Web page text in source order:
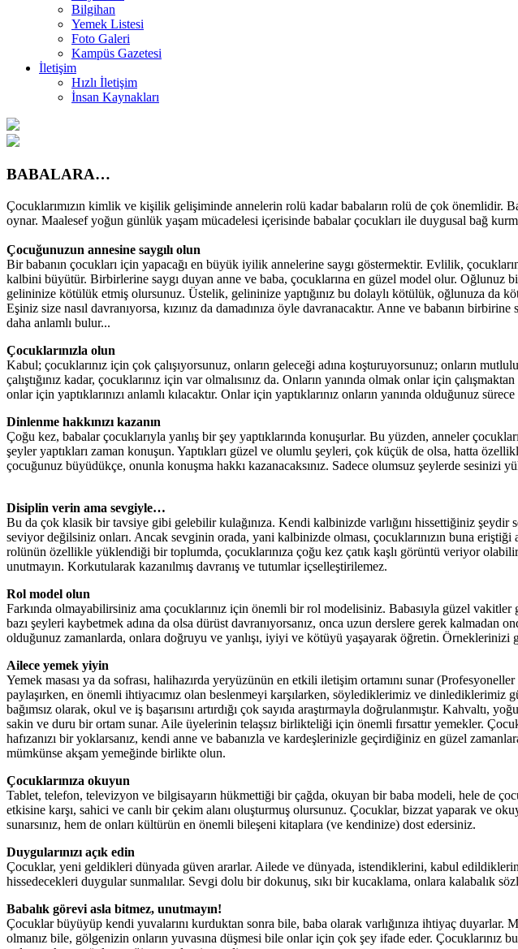
Bilgihan
Yemek Listesi
Foto Galeri
Kampüs Gazetesi
İletişim
Hızlı İletişim
İnsan Kaynakları
BABALARA…
Çocuklarımızın kimlik ve kişilik gelişiminde annelerin rolü kadar babaların rolü de çok önemlidir.
oynar. Maalesef yoğun günlük yaşam mücadelesi içerisinde babalar çocukları ile duygusal bağ
Çocuğunuzun annesine saygılı olun
Bir babanın çocukları için yapacağı en büyük iyilik annelerine saygı göstermektir. Evlilik,
kalbini büyütür. Birbirlerine saygı duyan anne ve baba, çocuklarına en güzel model olur. Oğlunuz
gelininize kötülük etmiş olursunuz. Üstelik, gelininize yaptığınız bu dolaylı kötülük, oğlunuza da
Eşiniz size nasıl davranıyorsa, kızınız da damadınıza öyle davranacaktır. Anne ve babanın
daha anlamlı bulur...
Çocuklarınızla olun
Kabul; çocuklarınız için çok çalışıyorsunuz, onların geleceği adına koşturuyorsunuz; onların
çalıştığınız kadar, çocuklarınız için var olmalısınız da. Onların yanında olmak onlar için
onlar için yaptıklarınızı anlamlı kılacaktır. Onlar için yaptıklarınız onların yanında olduğunuz sürece
Dinlenme hakkınızı kazanın
Çoğu kez, babalar çocuklarıyla yanlış bir şey yaptıklarında konuşurlar. Bu yüzden, anneler
şeyler yaptıkları zaman konuşun. Yaptıkları güzel ve olumlu şeyleri, çok küçük de olsa, hatta
çocuğunuz büyüdükçe, onunla konuşma hakkı kazanacaksınız. Sadece olumsuz şeylerde sesinizi
Disiplin verin ama sevgiyle…
Bu da çok klasik bir tavsiye gibi gelebilir kulağınıza. Kendi kalbinizde varlığını hissettiğiniz
seviyor değilsiniz onları. Ancak sevginin orada, yani kalbinizde olması, çocuklarınızın buna
rolünün özellikle yüklendiği bir toplumda, çocuklarınıza çoğu kez çatık kaşlı görüntü veriyor
unutmayın. Korkutularak kazanılmış davranış ve tutumlar içselleştirilemez.
Rol model olun
Farkında olmayabilirsiniz ama çocuklarınız için önemli bir rol modelisiniz. Babasıyla güzel
bazı şeyleri kaybetmek adına da olsa dürüst davranıyorsanız, onca uzun derslere gerek
olduğunuz zamanlarda, onlara doğruyu ve yanlışı, iyiyi ve kötüyü yaşayarak öğretin. Örneklerinizi
Ailece yemek yiyin
Yemek masası ya da sofrası, halihazırda yeryüzünün en etkili iletişim ortamını sunar
paylaşırken, en önemli ihtiyacımız olan beslenmeyi karşılarken, söylediklerimiz ve
bağımsız olarak, okul ve iş başarısını artırdığı çok sayıda araştırmayla doğrulanmıştır.
sakin ve duru bir ortam sunar. Aile üyelerinin telaşsız birlikteliği için önemli fırsattır yemekler.
hafızanızı bir yoklarsanız, kendi anne ve babanızla ve kardeşlerinizle geçirdiğiniz en güzel
mümkünse akşam yemeğinde birlikte olun.
Çocuklarınıza okuyun
Tablet, telefon, televizyon ve bilgisayarın hükmettiği bir çağda, okuyan bir baba modeli, hele de
etkisine karşı, sahici ve canlı bir çekim alanı oluşturmuş olursunuz. Çocuklar, bizzat yaparak ve
sunarsınız, hem de onları kültürün en önemli bileşeni kitaplara (ve kendinize) dost edersiniz.
Duygularınızı açık edin
Çocuklar, yeni geldikleri dünyada güven ararlar. Ailede ve dünyada, istendiklerini, kabul
hissedecekleri duygular sunmalılar. Sevgi dolu bir dokunuş, sıkı bir kucaklama, onlara kalabalık
Babalık görevi asla bitmez, unutmayın!
Çocuklar büyüyüp kendi yuvalarını kurduktan sonra bile, baba olarak varlığınıza ihtiyaç duyarlar.
olmanız bile, gölgenizin onların yuvasına düşmesi bile onlar için çok şey ifade eder.